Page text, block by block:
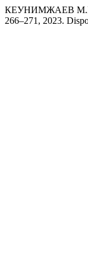
КЕУНИМЖАЕВ
266–271, 2023.